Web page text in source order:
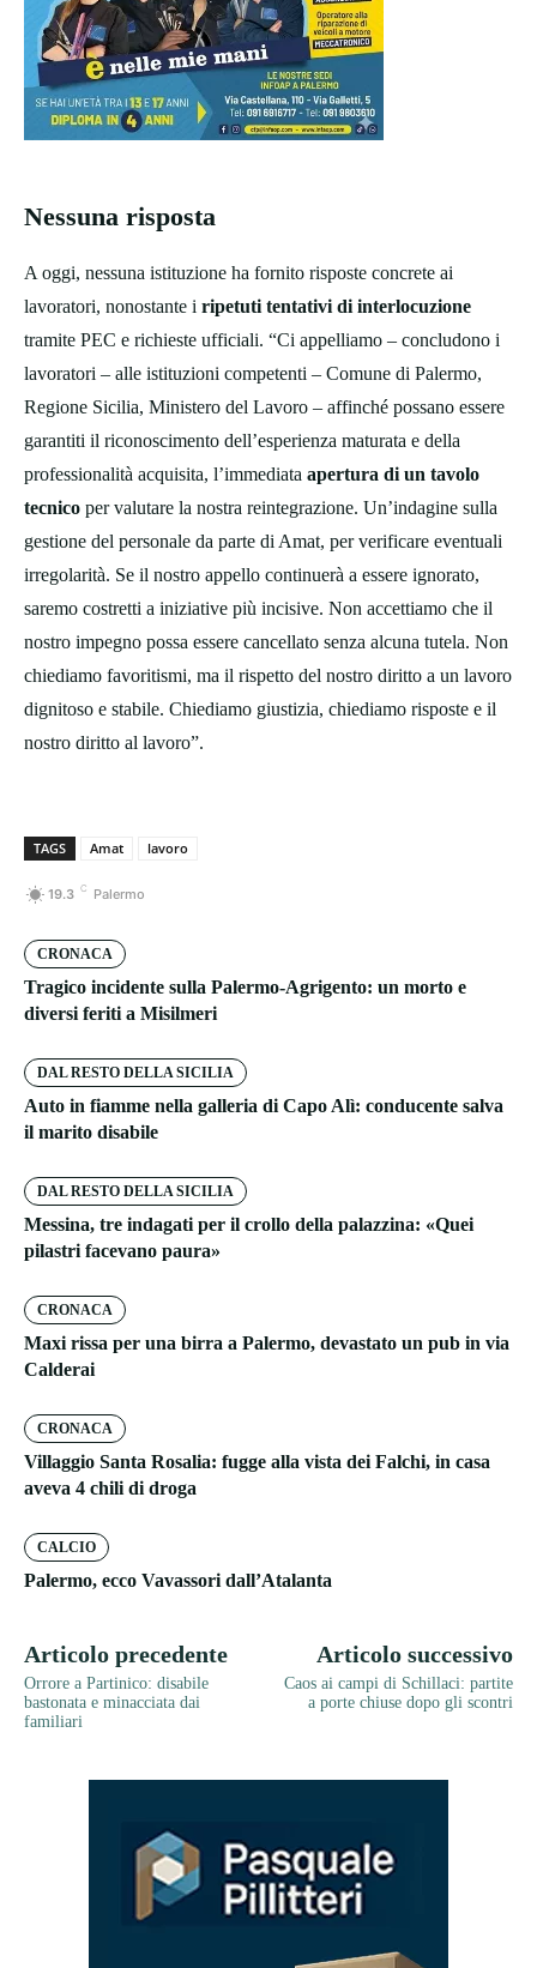
Nessuna risposta
A oggi, nessuna istituzione ha fornito risposte concrete ai
lavoratori, nonostante i ripetuti tentativi di interlocuzione
tramite PEC e richieste ufficiali. “Ci appelliamo – concludono i
lavoratori – alle istituzioni competenti – Comune di Palermo,
Regione Sicilia, Ministero del Lavoro – affinché possano essere
garantiti il riconoscimento dell’esperienza maturata e della
professionalità acquisita, l’immediata apertura di un tavolo
tecnico per valutare la nostra reintegrazione. Un’indagine sulla
gestione del personale da parte di Amat, per verificare eventuali
irregolarità. Se il nostro appello continuerà a essere ignorato,
saremo costretti a iniziative più incisive. Non accettiamo che il
nostro impegno possa essere cancellato senza alcuna tutela. Non
chiediamo favoritismi, ma il rispetto del nostro diritto a un lavoro
dignitoso e stabile. Chiediamo giustizia, chiediamo risposte e il
nostro diritto al lavoro”.
TAGS Amat lavoro
19.3 C Palermo
CRONACA
Tragico incidente sulla Palermo-Agrigento: un morto e
diversi feriti a Misilmeri
DAL RESTO DELLA SICILIA
Auto in fiamme nella galleria di Capo Alì: conducente salva
il marito disabile
DAL RESTO DELLA SICILIA
Messina, tre indagati per il crollo della palazzina: «Quei
pilastri facevano paura»
CRONACA
Maxi rissa per una birra a Palermo, devastato un pub in via
Calderai
CRONACA
Villaggio Santa Rosalia: fugge alla vista dei Falchi, in casa
aveva 4 chili di droga
CALCIO
Palermo, ecco Vavassori dall’Atalanta
Articolo precedente
Orrore a Partinico: disabile
bastonata e minacciata dai
familiari
Articolo successivo
Caos ai campi di Schillaci: partite
a porte chiuse dopo gli scontri